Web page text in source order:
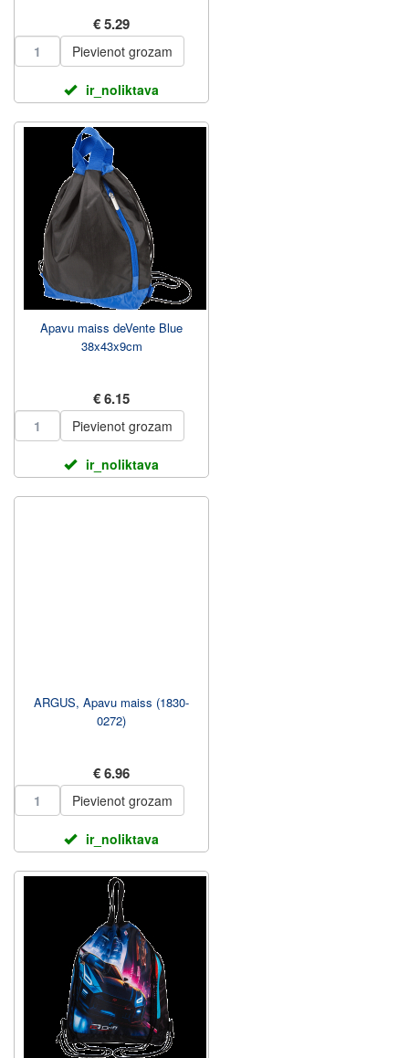
€ 5.29
Pievienot grozam
ir_noliktava
Apavu maiss deVente Blue
38x43x9cm
€ 6.15
Pievienot grozam
ir_noliktava
ARGUS, Apavu maiss (1830-
0272)
€ 6.96
Pievienot grozam
ir_noliktava